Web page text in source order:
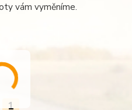
vám vyměníme.
1